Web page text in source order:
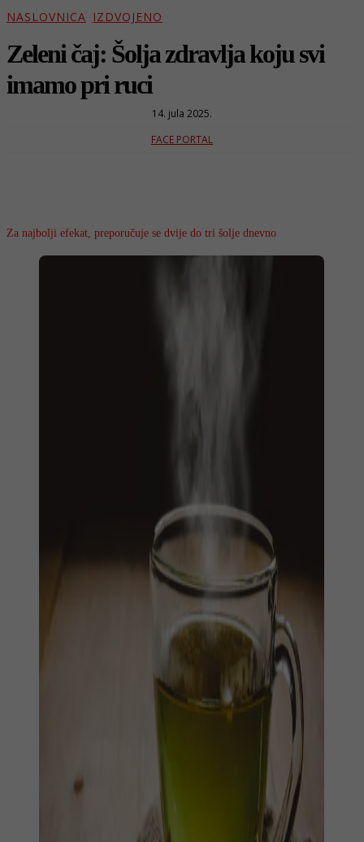
NASLOVNICA IZDVOJENO
Zeleni čaj: Šolja zdravlja koju svi
imamo pri ruci
14. jula 2025.
FACE PORTAL
Za najbolji efekat, preporučuje se dvije do tri šolje dnevno